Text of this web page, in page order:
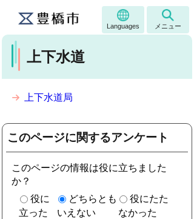
Languages メニュー
上下水道
上下水道局
このページに関するアンケート
このページの情報は役に立ちました
か？
役に
立った
どちらとも
いえない
役にたた
なかった